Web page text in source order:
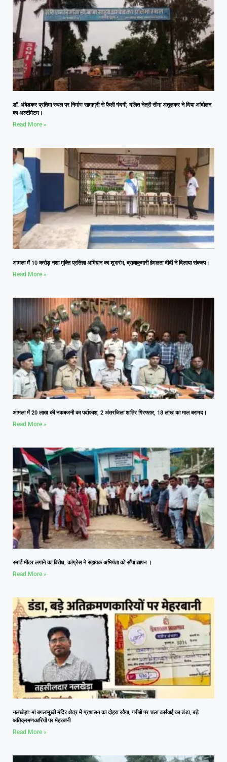
डॉ. अंबेडकर प्रतिमा स्थल पर निर्माण सामाग्री से फैली गंदगी, दलित नेत्री सीमा अतुलकर ने दिया आंदोलन
का अल्टीमेटम।
Read More »
आमला में 10 करोड़ नशा मुक्ति प्रतिज्ञा अभियान का शुभारंभ, ब्रह्माकुमारी हेमलता दीदी ने दिलाया संकल्प।
Read More »
आमला में 20 लाख की नकबजनी का पर्दाफाश, 2 अंतरजिला शातिर गिरफ्तार, 18 लाख का माल बरामद।
Read More »
स्मार्ट मीटर लगाने का विरोध, कांग्रेस ने सहायक अभियंता को सौंपा ज्ञापन ।
Read More »
नलखेड़ा: मां बगलामुखी मंदिर क्षेत्र में प्रशासन का दोहरा रवैया, गरीबों पर चला कार्रवाई का डंडा, बड़े
अतिक्रमणकारियों पर मेहरबानी
Read More »